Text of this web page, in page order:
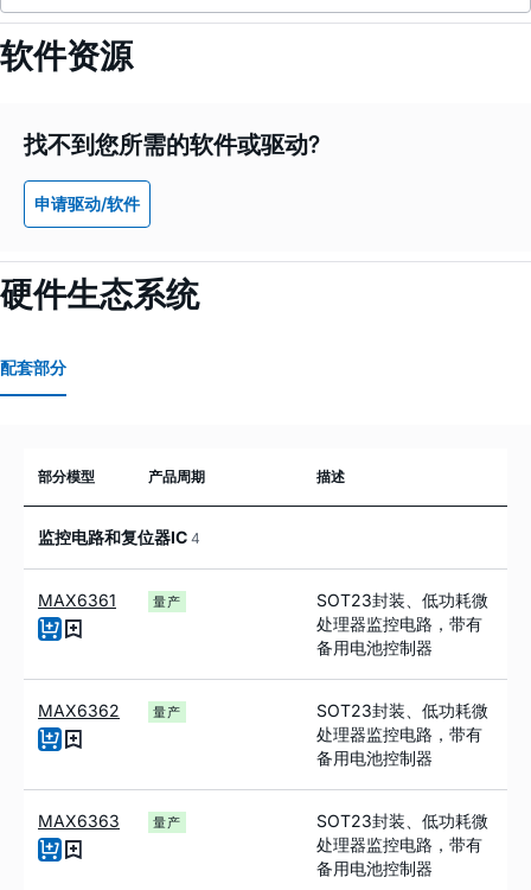
软件资源
找不到您所需的软件或驱动?
申请驱动/软件
硬件生态系统
配套部分
部分模型 产品周期 描述
监控电路和复位器IC 4
MAX6361 量产
SOT23封装、低功耗微
处理器监控电路，带有
备用电池控制器
MAX6362 量产
SOT23封装、低功耗微
处理器监控电路，带有
备用电池控制器
MAX6363 量产
SOT23封装、低功耗微
处理器监控电路，带有
备用电池控制器